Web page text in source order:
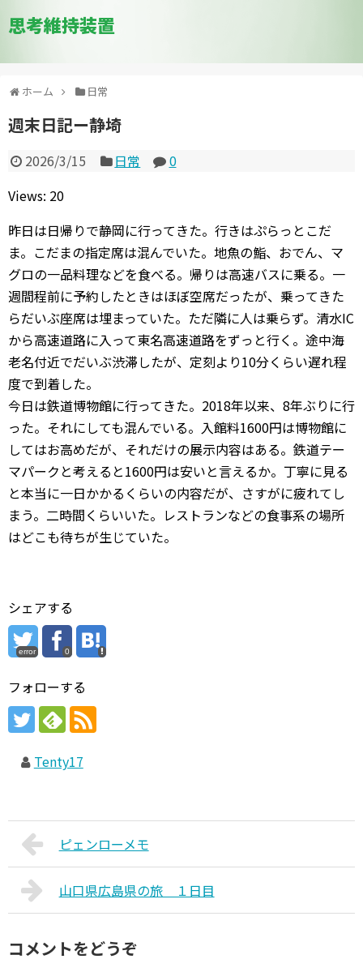
思考維持装置
ホーム 日常
週末日記ー静埼
2026/3/15 日常
0
Views: 20
昨日は日帰りで静岡に行ってきた。行きはぷらっとこだ
ま。こだまの指定席は混んでいた。地魚の鮨、おでん、マ
グロの一品料理などを食べる。帰りは高速バスに乗る。一
週間程前に予約したときはほぼ空席だったが、乗ってきた
らだいぶ座席は埋まっていた。ただ隣に人は乗らず。清水IC
から高速道路に入って東名高速道路をずっと行く。途中海
老名付近でだいぶ渋滞したが、定刻より10分くらい遅れ程
度で到着した。
今日は鉄道博物館に行ってきた。2018年以来、8年ぶりに行
った。それにしても混んでいる。入館料1600円は博物館に
してはお高めだが、それだけの展示内容はある。鉄道テー
マパークと考えると1600円は安いと言えるか。丁寧に見る
と本当に一日かかるくらいの内容だが、さすがに疲れてし
まう。二時間くらいいた。レストランなどの食事系の場所
はどこも待ちが生じていた。
シェアする
error 0
フォローする
Tenty17
ピェンローメモ
山口県広島県の旅 １日目
コメントをどうぞ